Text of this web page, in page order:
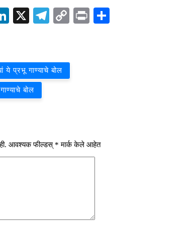
LinkedIn
X Telegram
CopyPrint
ये प्रभू गाण्याचे बोल
बोल
आवश्यक फील्डस् * मार्क केले आहेत